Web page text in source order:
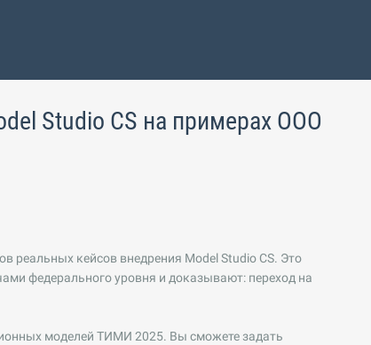
Studio CS на примерах ООО
реальных кейсов внедрения Model Studio CS. Это
федерального уровня и доказывают: переход на
моделей ТИМИ 2025. Вы сможете задать